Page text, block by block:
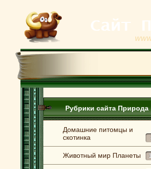
Рубрики сайта Природа
Домашние питомцы и
скотинка
Животный мир Планеты